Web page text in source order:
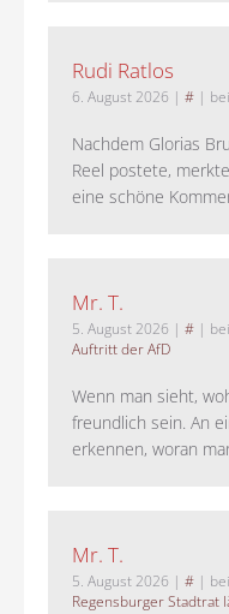
Rudi Ratlos
6. August 2026 | # | bei
Nachdem Glorias
Reel postete,
eine schöne
Mr. T.
5. August 2026 | # | bei
Auftritt der AfD
Wenn man sieht,
freundlich sein. An
erkennen, woran
Mr. T.
5. August 2026 | # | bei
Regensburger Stadtrat